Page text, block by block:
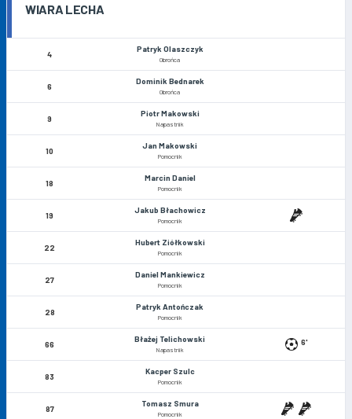
WIARA LECHA
4
Patryk Olaszczyk
Obrońca
6
Dominik Bednarek
Obrońca
9
Piotr Makowski
Napastnik
10
Jan Makowski
Pomocnik
18
Marcin Daniel
Pomocnik
19
Jakub Błachowicz
Pomocnik
22
Hubert Ziółkowski
Pomocnik
27
Daniel Mankiewicz
Pomocnik
28
Patryk Antończak
Pomocnik
66
Błażej Telichowski
Napastnik
6'
83
Kacper Szulc
Pomocnik
87
Tomasz Smura
Pomocnik